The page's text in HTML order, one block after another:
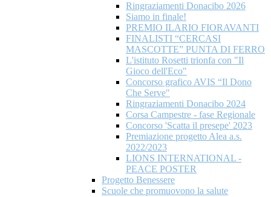
Ringraziamenti Donacibo 2026
Siamo in finale!
PREMIO ILARIO FIORAVANTI
FINALISTI “CERCASI
MASCOTTE” PUNTA DI FERRO
L'istituto Rosetti trionfa con "Il
Gioco dell'Eco"
Concorso grafico AVIS “Il Dono
Che Serve"
Ringraziamenti Donacibo 2024
Corsa Campestre - fase Regionale
Concorso 'Scatta il presepe' 2023
Premiazione progetto Alea a.s.
2022/2023
LIONS INTERNATIONAL -
PEACE POSTER
Progetto Benessere
Scuole che promuovono la salute